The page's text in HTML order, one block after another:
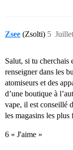
Zsee (Zsolti) 5
Salut, si tu cherchais
renseigner dans les
atomiseurs et des
d’une boutique à
vape, il est conseillé
les magasins les plus
6 « J'aime »